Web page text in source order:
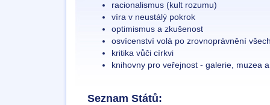
racionalismus (kult rozumu)
víra v neustálý pokrok
optimismus a zkušenost
osvícenství volá po zrovnoprávnění
kritika vůči církvi
knihovny pro veřejnost - galerie, muzea
Seznam Států: